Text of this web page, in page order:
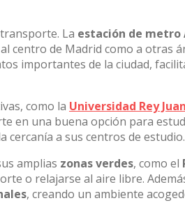
La estación de metro
centro de Madrid como a otras
importantes de la ciudad,
como la Universidad Rey
en una buena opción para
cercanía a sus centros de estudio.
amplias zonas verdes, como el
o relajarse al aire libre.
, creando un ambiente